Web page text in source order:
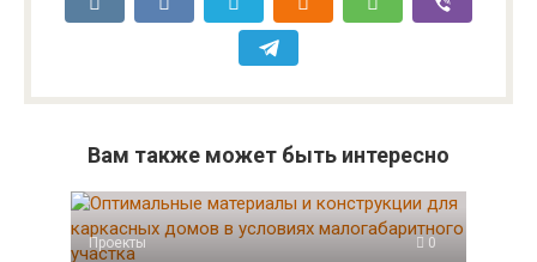
Вам также может быть интересно
Проекты 0